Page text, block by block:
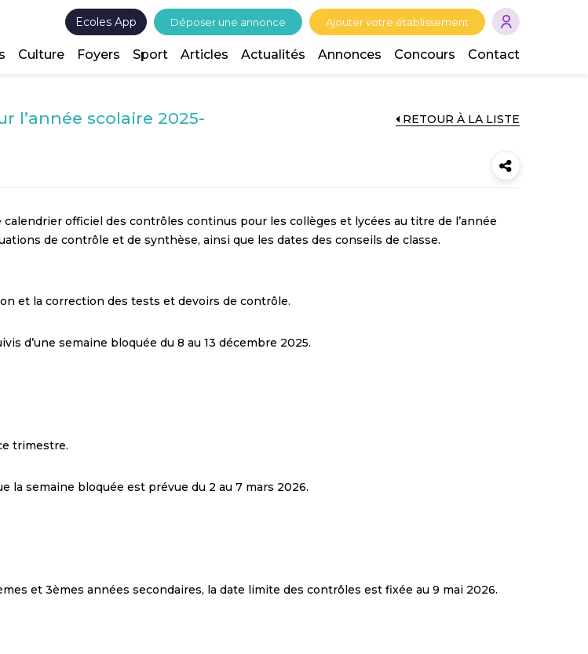
Ecoles App Déposer une annonce Ajouter votre établissement
Culture Foyers Sport Articles Actualités Annonces Concours Contact
l’année scolaire 2025-
RETOUR À LA LISTE
officiel des contrôles continus pour les collèges et lycées au titre de l’année
de contrôle et de synthèse, ainsi que les dates des conseils de classe.
et la correction des tests et devoirs de contrôle.
d’une semaine bloquée du 8 au 13 décembre 2025.
trimestre.
la semaine bloquée est prévue du 2 au 7 mars 2026.
et 3èmes années secondaires, la date limite des contrôles est fixée au 9 mai 2026.